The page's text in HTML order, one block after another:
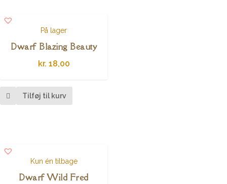
På lager
Dwarf Blazing Beauty
kr. 18,00
Tilføj til kurv
Kun én tilbage
Dwarf Wild Fred